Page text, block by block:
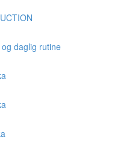
daglig rutine